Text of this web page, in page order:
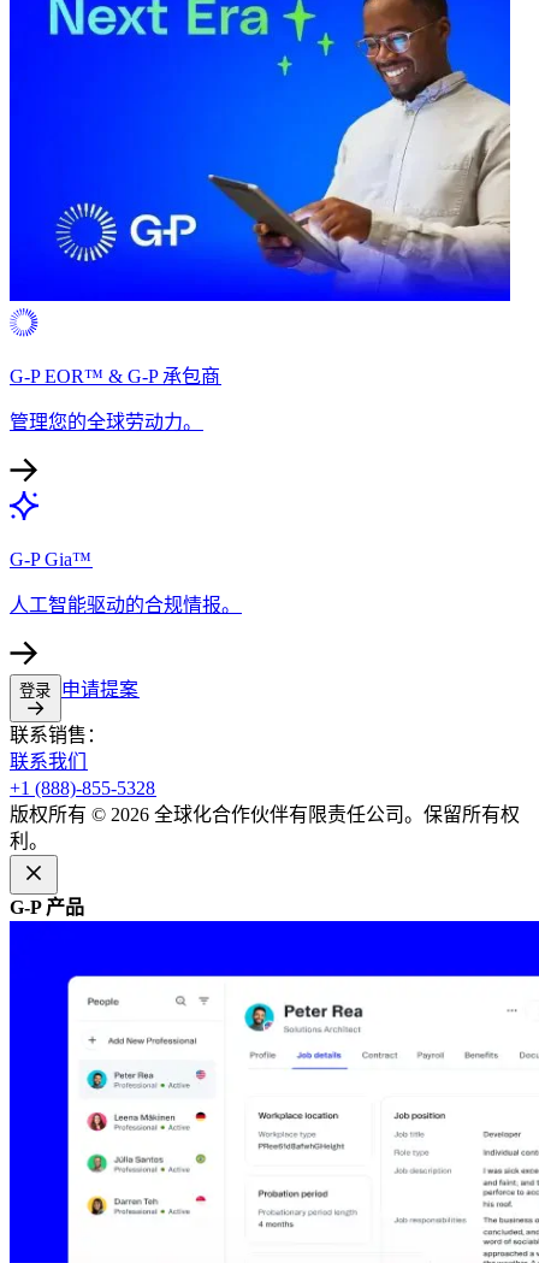
G-P EOR™ & G-P 承包商​​
管理您的全球劳动力。​​
G-P Gia™​​
人工智能驱动的合规情报。​​
登录​​ 申请提案​​
联系销售：​​
联系我们​​
+1 (888)-855-5328​​
版权所有 © 2026 全球化合作伙伴有限责任公司。保留所有权
利。​​
G-P 产品​​